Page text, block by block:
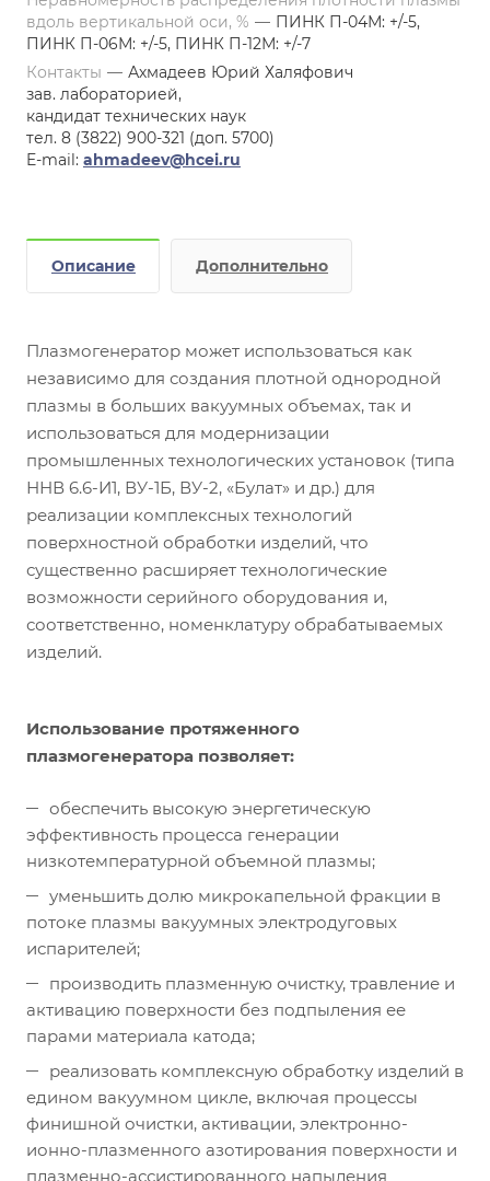
вдоль вертикальной оси, % — ПИНК П-04М: +/-5,
ПИНК П-06М: +/-5, ПИНК П-12М: +/-7
Контакты — Ахмадеев Юрий Халяфович
зав. лабораторией,
кандидат технических наук
тел. 8 (3822) 900-321 (доп. 5700)
E-mail: ahmadeev@hcei.ru
Описание Дополнительно
Плазмогенератор может использоваться как
независимо для создания плотной однородной
плазмы в больших вакуумных объемах, так и
использоваться для модернизации
промышленных технологических установок (типа
ННВ 6.6-И1, ВУ-1Б, ВУ-2, «Булат» и др.) для
реализации комплексных технологий
поверхностной обработки изделий, что
существенно расширяет технологические
возможности серийного оборудования и,
соответственно, номенклатуру обрабатываемых
изделий.
Использование протяженного
плазмогенератора позволяет:
обеспечить высокую энергетическую
эффективность процесса генерации
низкотемпературной объемной плазмы;
уменьшить долю микрокапельной фракции в
потоке плазмы вакуумных электродуговых
испарителей;
производить плазменную очистку, травление и
активацию поверхности без подпыления ее
парами материала катода;
реализовать комплексную обработку изделий в
едином вакуумном цикле, включая процессы
финишной очистки, активации, электронно-
ионно-плазменного азотирования поверхности и
плазменно-ассистированного напыления